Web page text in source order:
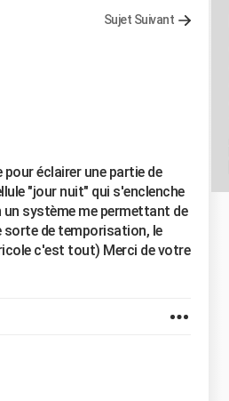
Sujet Suivant
éclairer une partie de
"jour nuit" qui s'enclenche
système me permettant de
sorte de temporisation, le
c'est tout) Merci de votre